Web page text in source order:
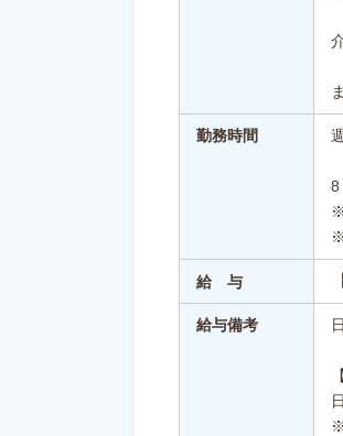
勤務時間
8
給 与
給与備考